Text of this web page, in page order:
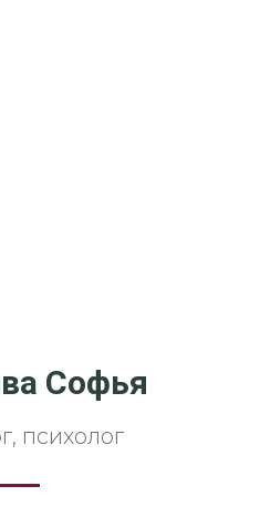
Софья
психолог